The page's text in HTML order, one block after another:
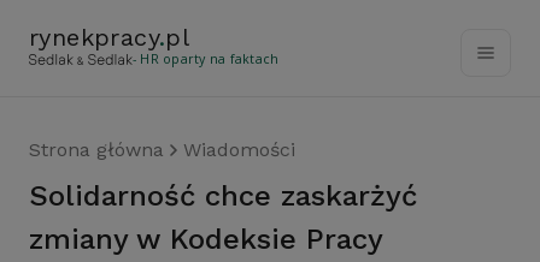
rynekpracy.pl
- HR oparty na faktach
Strona główna Wiadomości
Solidarność chce zaskarżyć
zmiany w Kodeksie Pracy